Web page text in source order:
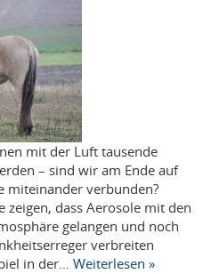
mit der Luft tausende
– sind wir am Ende auf
miteinander verbunden?
zeigen, dass Aerosole mit den
gelangen und noch
verbreiten
in der…Weiterlesen »